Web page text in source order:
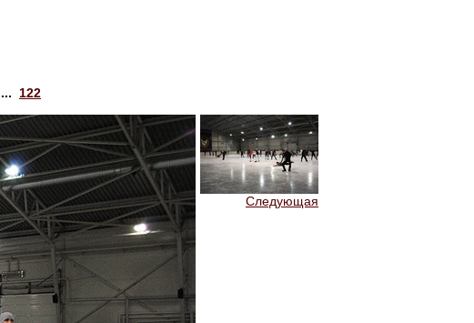
... 122
Следующая